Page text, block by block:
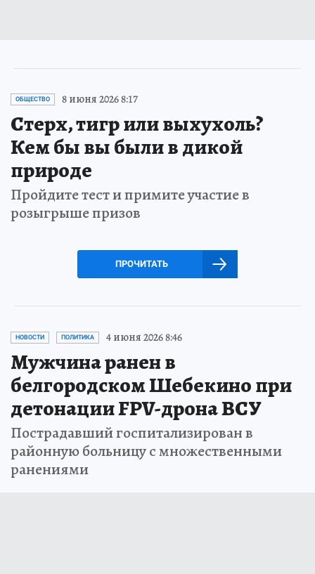
ОБЩЕСТВО 8 июня 2026 8:17
Стерх, тигр или выхухоль?
Кем бы вы были в дикой
природе
Пройдите тест и примите участие в
розыгрыше призов
ПРОЧИТАТЬ
НОВОСТИ ПОЛИТИКА 4 июня 2026 8:46
Мужчина ранен в
белгородском Шебекино при
детонации FPV-дрона ВСУ
Пострадавший госпитализирован в
районную больницу с множественными
ранениями